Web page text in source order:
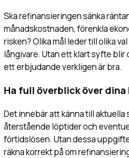
Ska refinansieringen sänka
månadskostnaden, förenkla
risken? Olika mål leder till olika
långivare. Utan ett klart syfte blir
ett erbjudande verkligen är bra.
Ha full överblick över
Det innebär att känna till aktuella
återstående löptider och
förtidslösen. Utan dessa
räkna korrekt på om